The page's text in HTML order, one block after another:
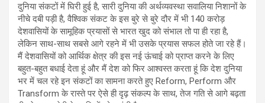
दुनिया संकटों में घिरी हुई है, सारी दुनिया की अर्थव्यवस्था सवालिया निशानों के
नीचे दबी पड़ी है, वैश्विक संकट के इस बुरे से बुरे दौर में भी 140 करोड़
देशवासियों के सामूहिक प्रयासों से भारत खुद को संभाल तो पा ही रहा है,
लेकिन साथ-साथ सबसे आगे रहने में भी उसके प्रयास सफल होते जा रहे हैं।
मैं देशवासियों को आर्थिक क्षेत्र की इस नई ऊंचाई को प्राप्त करने के लिए
बहुत-बहुत बधाई देता हूं और मैं देश को फिर आश्‍वस्‍त करता हूं कि देश दुनिया
भर में चल रहे इन संकटों का सामना करते हुए Reform, Perform और
Transform के रास्ते पर ऐसे ही दृढ़ संकल्प के साथ, तेज गति से आगे बढ़ता